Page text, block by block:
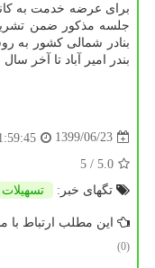
برای عرضه خدمت به
جلسه مذکور ضمن
بنادر شمالی کشور به
بندر امیر آباد تا آخر
1399/06/23
5.0
/ 5
تگهای خبر:
تسهیلات
این مطلب ارتباط با
(0)